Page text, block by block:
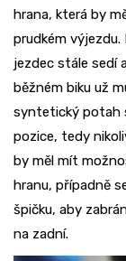
hrana, která by
prudkém
jezdec stále sedí
běžném biku už
syntetický potah
pozice, tedy
by měl mít
hranu, případně
špičku, aby
na zadní.